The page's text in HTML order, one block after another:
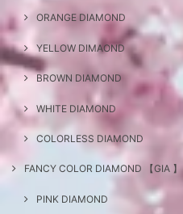
ORANGE DIAMOND
YELLOW DIMAOND
BROWN DIAMOND
WHITE DIAMOND
COLORLESS DIAMOND
FANCY COLOR DIAMOND 【GIA 】
PINK DIAMOND